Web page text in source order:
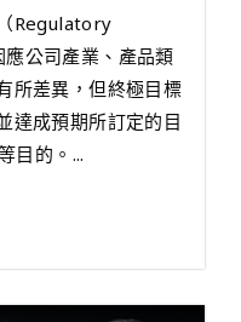
Regulatory
公司產業、產品類
所差異，但終極目標
達成預期所訂定的目
目的。...